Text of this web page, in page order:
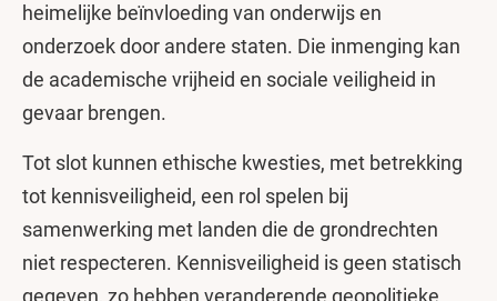
heimelijke beïnvloeding van onderwijs en
onderzoek door andere staten. Die inmenging kan
de academische vrijheid en sociale veiligheid in
gevaar brengen.
Tot slot kunnen ethische kwesties, met betrekking
tot kennisveiligheid, een rol spelen bij
samenwerking met landen die de grondrechten
niet respecteren. Kennisveiligheid is geen statisch
gegeven, zo hebben veranderende geopolitieke